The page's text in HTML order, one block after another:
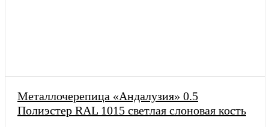
Металлочерепица «Андалузия» 0.5
Полиэстер RAL 1015 светлая слоновая кость